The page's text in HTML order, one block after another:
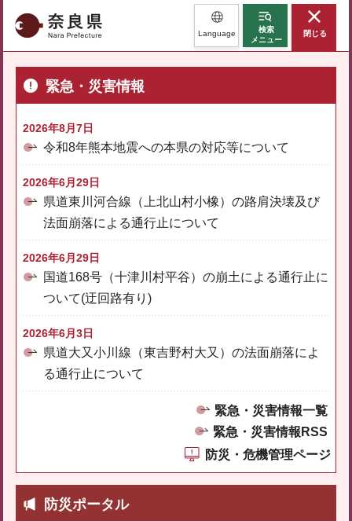
奈良県 Language
検索
メニュー
閉じる
緊急・災害情報
2026年8月7日
令和8年熊本地震への本県の対応等について
2026年6月29日
県道東川河合線（上北山村小橡）の路肩決壊及び
法面崩落による通行止について
2026年6月29日
国道168号（十津川村平谷）の崩土による通行止に
ついて(迂回路有り)
2026年6月3日
県道大又小川線（東吉野村大又）の法面崩落によ
る通行止について
緊急・災害情報一覧
緊急・災害情報RSS
防災・危機管理ページ
防災ポータル